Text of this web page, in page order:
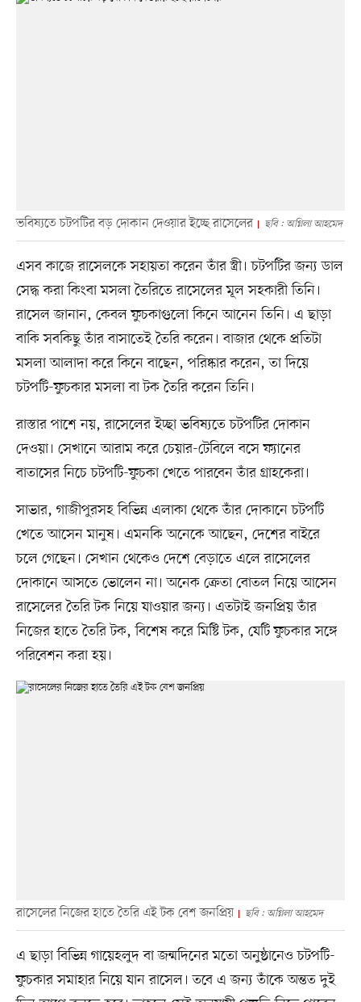
ভবিষ্যতে চটপটির বড় দোকান দেওয়ার ইচ্ছে রাসেলের ছবি : অগ্নিলা আহমেদ
এসব কাজে রাসেলকে সহায়তা করেন তাঁর স্ত্রী। চটপটির জন্য ডাল
সেদ্ধ করা কিংবা মসলা তৈরিতে রাসেলের মূল সহকারী তিনি।
রাসেল জানান, কেবল ফুচকাগুলো কিনে আনেন তিনি। এ ছাড়া
বাকি সবকিছু তাঁর বাসাতেই তৈরি করেন। বাজার থেকে প্রতিটা
মসলা আলাদা করে কিনে বাছেন, পরিষ্কার করেন, তা দিয়ে
চটপটি-ফুচকার মসলা বা টক তৈরি করেন তিনি।
রাস্তার পাশে নয়, রাসেলের ইচ্ছা ভবিষ্যতে চটপটির দোকান
দেওয়া। সেখানে আরাম করে চেয়ার-টেবিলে বসে ফ্যানের
বাতাসের নিচে চটপটি-ফুচকা খেতে পারবেন তাঁর গ্রাহকেরা।
সাভার, গাজীপুরসহ বিভিন্ন এলাকা থেকে তাঁর দোকানে চটপটি
খেতে আসেন মানুষ। এমনকি অনেকে আছেন, দেশের বাইরে
চলে গেছেন। সেখান থেকেও দেশে বেড়াতে এলে রাসেলের
দোকানে আসতে ভোলেন না। অনেক ক্রেতা বোতল নিয়ে আসেন
রাসেলের তৈরি টক নিয়ে যাওয়ার জন্য। এতটাই জনপ্রিয় তাঁর
নিজের হাতে তৈরি টক, বিশেষ করে মিষ্টি টক, যেটি ফুচকার সঙ্গে
পরিবেশন করা হয়।
রাসেলের নিজের হাতে তৈরি এই টক বেশ জনপ্রিয় ছবি : অগ্নিলা আহমেদ
এ ছাড়া বিভিন্ন গায়েহলুদ বা জন্মদিনের মতো অনুষ্ঠানেও চটপটি-
ফুচকার সমাহার নিয়ে যান রাসেল। তবে এ জন্য তাঁকে অন্তত দুই